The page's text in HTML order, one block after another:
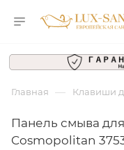
Главная — Клавиши
Панель смыва для
Cosmopolitan